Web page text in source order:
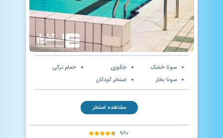
سونا خشک
سونا بخار
جکوزی
استخر کودکان
حمام ترکی
مشاهده استخر
۹/۱۰